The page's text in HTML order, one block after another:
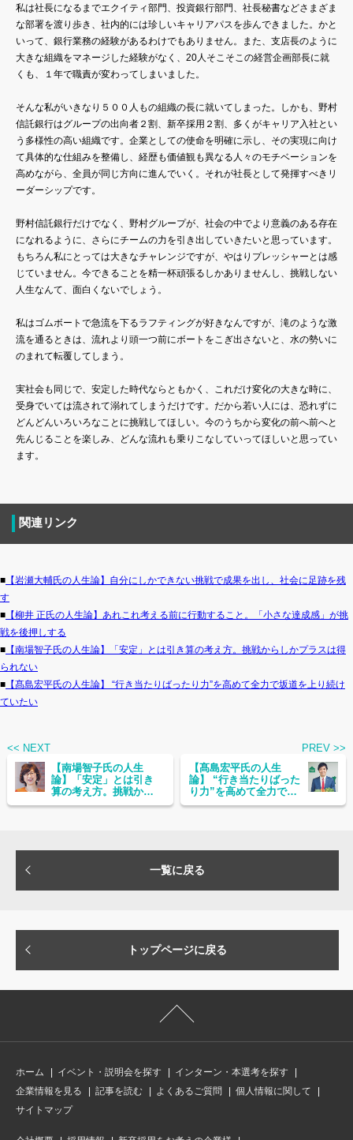
私は社長になるまでエクイティ部門、投資銀行部門、社長秘書などさまざま
な部署を渡り歩き、社内的には珍しいキャリアパスを歩んできました。かと
いって、銀行業務の経験があるわけでもありません。また、支店長のように
大きな組織をマネージした経験がなく、20人そこそこの経営企画部長に就
くも、１年で職責が変わってしまいました。
そんな私がいきなり５００人もの組織の長に就いてしまった。しかも、野村
信託銀行はグループの出向者２割、新卒採用２割、多くがキャリア入社とい
う多様性の高い組織です。企業としての使命を明確に示し、その実現に向け
て具体的な仕組みを整備し、経歴も価値観も異なる人々のモチベーションを
高めながら、全員が同じ方向に進んでいく。それが社長として発揮すべきリ
ーダーシップです。
野村信託銀行だけでなく、野村グループが、社会の中でより意義のある存在
になれるように、さらにチームの力を引き出していきたいと思っています。
もちろん私にとっては大きなチャレンジですが、やはりプレッシャーとは感
じていません。今できることを精一杯頑張るしかありませんし、挑戦しない
人生なんて、面白くないでしょう。
私はゴムボートで急流を下るラフティングが好きなんですが、滝のような激
流を通るときは、流れより頭一つ前にボートをこぎ出さないと、水の勢いに
のまれて転覆してしまう。
実社会も同じで、安定した時代ならともかく、これだけ変化の大きな時に、
受身でいては流されて溺れてしまうだけです。だから若い人には、恐れずに
どんどんいろいろなことに挑戦してほしい。今のうちから変化の前へ前へと
先んじることを楽しみ、どんな流れも乗りこなしていってほしいと思ってい
ます。
関連リンク
■ 【岩瀬大輔氏の人生論】自分にしかできない挑戦で成果を出し、社会に足跡を残
す
■ 【柳井 正氏の人生論】あれこれ考える前に行動すること。「小さな達成感」が挑
戦を後押しする
■ 【南場智子氏の人生論】「安定」とは引き算の考え方。挑戦からしかプラスは得
られない
■ 【髙島宏平氏の人生論】 “行き当たりばったり力”を高めて全力で坂道を上り続け
ていたい
<< NEXT
【南場智子氏の人生
論】「安定」とは引き
算の考え方。挑戦から
しかプラスは得られな
PREV >>
【髙島宏平氏の人生
論】 “行き当たりばった
り力”を高めて全力で坂
道を上り続けていたい
一覧に戻る
トップページに戻る
ホーム イベント・説明会を探す
インターン・本選考を探す
企業情報を見る
記事を読む よくあるご質問
個人情報に関して
サイトマップ